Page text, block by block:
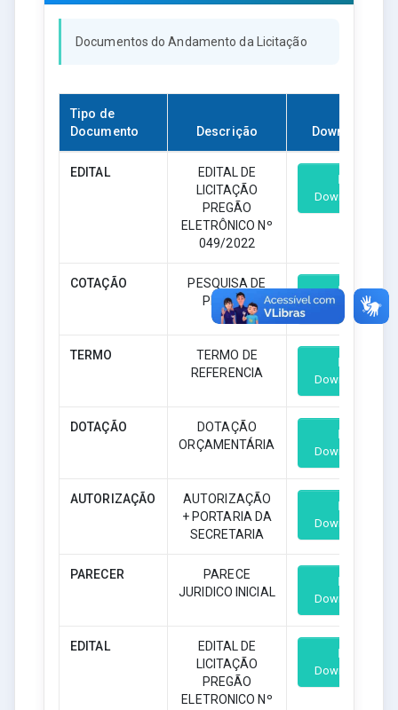
Documentos do Andamento da Licitação
Tipo de
Documento
Descrição Download
EDITAL
EDITAL DE
LICITAÇÃO
PREGÃO
ELETRÔNICO Nº
049/2022
Download
COTAÇÃO
PESQUISA DE
PREÇOS
Download
TERMO
TERMO DE
REFERENCIA
Download
DOTAÇÃO
DOTAÇÃO
ORÇAMENTÁRIA
Download
AUTORIZAÇÃO
AUTORIZAÇÃO
+ PORTARIA DA
SECRETARIA
Download
PARECER
PARECE
JURIDICO INICIAL
Download
EDITAL
EDITAL DE
LICITAÇÃO
PREGÃO
ELETRONICO Nº
Download